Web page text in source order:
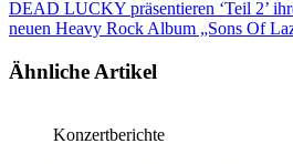
DEAD LUCKY präsentieren ‘Teil 2’
neuen Heavy Rock Album „Sons Of
Ähnliche Artikel
Konzertberichte